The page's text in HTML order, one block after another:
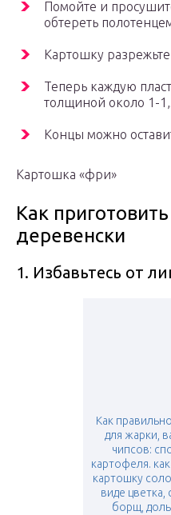
Помойте и
обтереть
Картошку
Теперь каждую
толщиной около 1-
Концы можно
Картошка «фри»
Как
деревенски
1. Избавьтесь от
Как
для жарки,
чипсов:
картофеля.
картошку
виде цветка,
борщ,